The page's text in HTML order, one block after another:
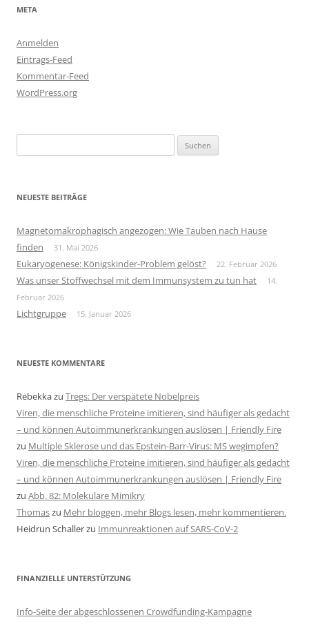
META
Anmelden
Eintrags-Feed
Kommentar-Feed
WordPress.org
nach:
NEUESTE BEITRÄGE
Magnetomakrophagisch angezogen: Wie Tauben nach Hause
finden
31. Mai 2026
Eukaryogenese: Königskinder-Problem gelöst? 22. Februar 2026
Was unser Stoffwechsel mit dem Immunsystem zu tun hat
14.
Februar 2026
Lichtgruppe 15. Januar 2026
NEUESTE KOMMENTARE
Rebekkazu Tregs: Der verspätete Nobelpreis
Viren, die menschliche Proteine imitieren, sind häufiger als gedacht
– und können Autoimmunerkrankungen auslösen | Friendly Fire
zu Multiple Sklerose und das Epstein-Barr-Virus: MS wegimpfen?
Viren, die menschliche Proteine imitieren, sind häufiger als gedacht
– und können Autoimmunerkrankungen auslösen | Friendly Fire
zu Abb. 82: Molekulare Mimikry
Thomaszu Mehr bloggen, mehr Blogs lesen, mehr kommentieren.
Heidrun Schallerzu Immunreaktionen auf SARS-CoV-2
FINANZIELLE UNTERSTÜTZUNG
Info-Seite der abgeschlossenen Crowdfunding-Kampagne